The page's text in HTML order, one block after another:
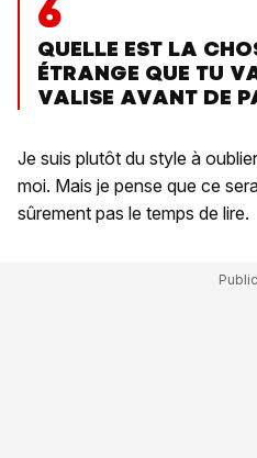
6
QUELLE EST LA
ÉTRANGE QUE TU
VALISE AVANT DE
Je suis plutôt du style à
moi. Mais je pense que ce
sûrement pas le temps de lire.